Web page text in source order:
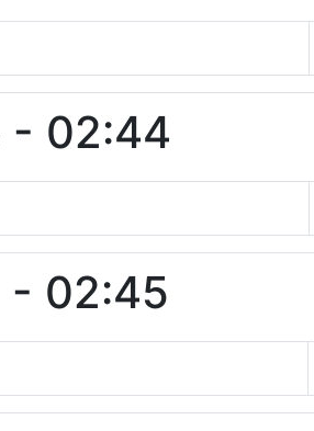
- 02:44
- 02:45